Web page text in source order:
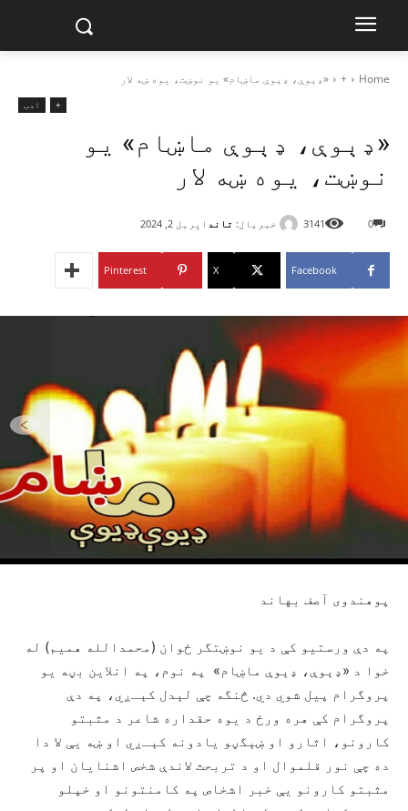
Home
+ «ډېوې، ډېوې ماښام» یو نوښت، یوه ښه لار
+ ادب
«ډېوې، ډېوې ماښام» یو
نوښت، یوه ښه لار
خبریال: تاند اپریل 2, 2024 0
3141
Facebook
X
Pinterest
پوهندوی آصف بهاند
په دې ورستیو کې د یو نوښتگر ځوان (محمدالله همیم) له
خوا د «ډېوې، ډېوې ماښام» په نوم، په انلاین بڼه یو
پروگرام پیل شوي دي. څنگه چې لېدل کېـږي، په دې
پروگرام کې هره ورځ د یوه حقداره شاعر د مثبتو
کارونو، اثارو او ښېگڼو یادونه کېـږي او ښه یې لا دا
ده چې نور قلموال او د تربحث لاندې شخص اشنایان او پر
مثبتو کارونو یې خبر اشخاص په کامنتونو او خپلو